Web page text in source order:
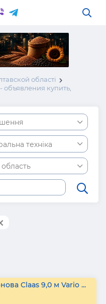
області
купить,
техніка
Claas 9,0 м Vario ...